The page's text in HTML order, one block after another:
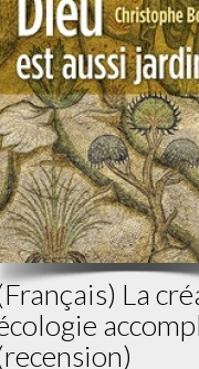
La